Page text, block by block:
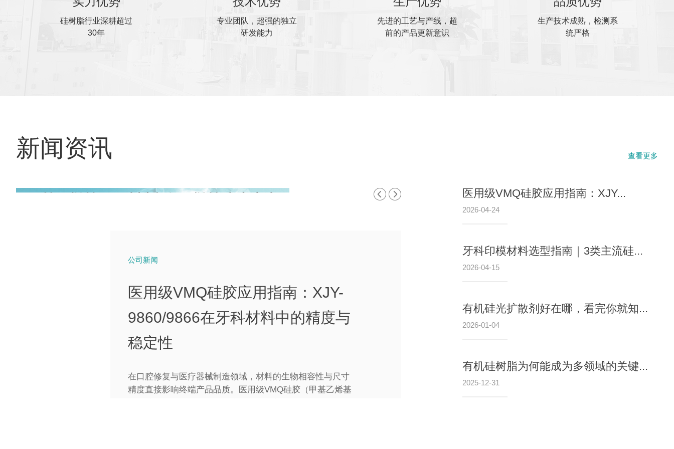
硅树脂行业深耕超过
30年
专业团队，超强的独立
研发能力
先进的工艺与产线，超
前的产品更新意识
生产技术成熟，检测系
统严格
新闻资讯 查看更多
公司新闻
医用级VMQ硅胶应用指南：XJY-
9860/9866在牙科材料中的精度与
稳定性
在口腔修复与医疗器械制造领域，材料的生物相容性与尺寸
精度直接影响终端产品品质。医用级VMQ硅胶（甲基乙烯基
硅胶+XJY-8206核心原
医用级VMQ硅胶应用指南：XJY...
2026-04-24
牙科印模材料选型指南｜3类主流硅...
2026-04-15
有机硅光扩散剂好在哪，看完你就知...
2026-01-04
有机硅树脂为何能成为多领域的关键...
2025-12-31